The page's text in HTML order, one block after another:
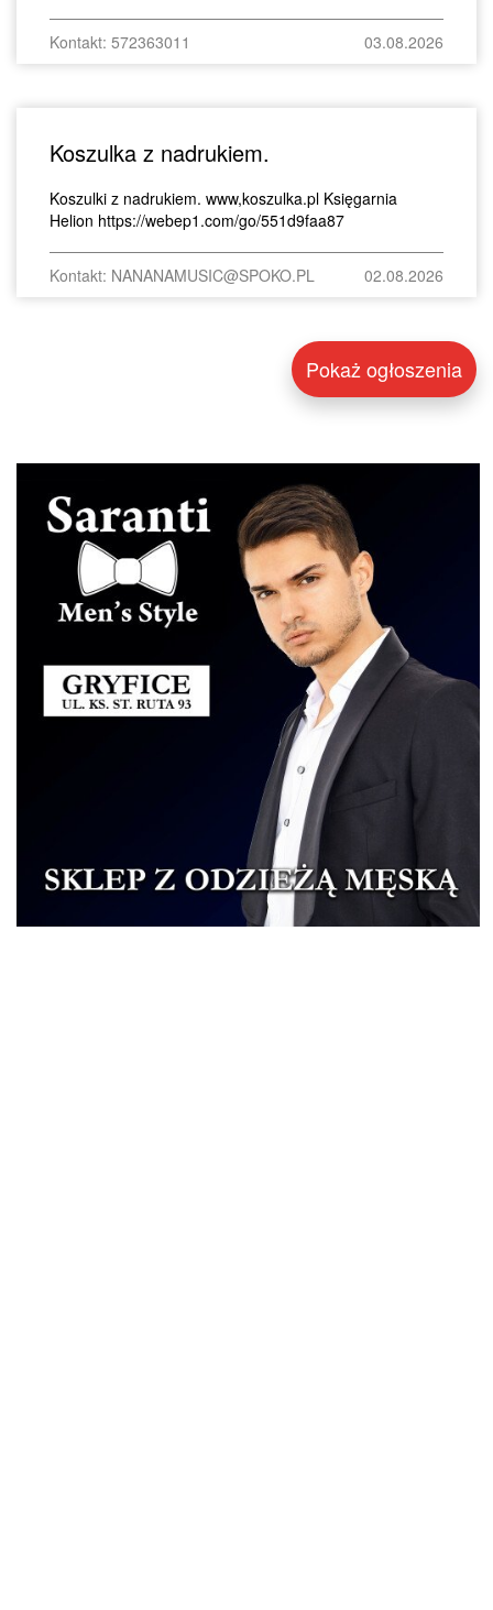
Kontakt: 572363011 03.08.2026
Koszulka z nadrukiem.
Koszulki z nadrukiem. www,koszulka.pl Księgarnia
Helion https://webep1.com/go/551d9faa87
Kontakt: NANANAMUSIC@SPOKO.PL 02.08.2026
Pokaż ogłoszenia